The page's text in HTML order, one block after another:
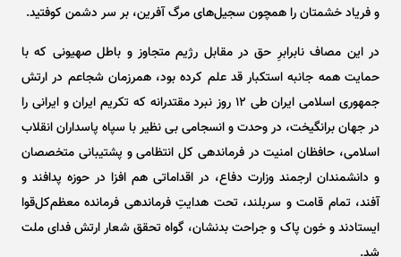
و فریاد خشمتان را همچون سجیل‌های مرگ آفرین، بر سر دشمن کوفتید.
در این مصاف نابرابرِ حق در مقابل رژیم متجاوز و باطل صهیونی که با
حمایت همه جانبه استکبار قد علم کرده بود، همرزمان شجاعم در ارتش
جمهوری اسلامی ایران طی ۱۲ روز نبرد مقتدرانه که تکریم ایران و ایرانی را
در جهان برانگیخت، در وحدت و انسجامی بی نظیر با سپاه پاسداران انقلاب
اسلامی، حافظان امنیت در فرماندهی کل انتظامی و پشتیبانی متخصصان
و دانشمندان ارجمند وزارت دفاع، در اقداماتی هم افزا در حوزه پدافند و
آفند، تمام قامت و سربلند، تحت هدایتِ فرماندهی فرمانده معظم‌کل‌قوا
ایستادند و خون پاک و جراحت بدنشان، گواه تحقق شعار ارتش فدای ملت